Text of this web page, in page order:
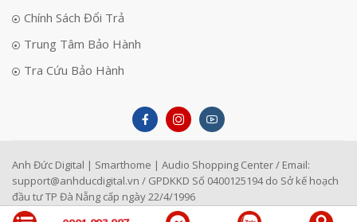
Chính Sách Đổi Trả
Trung Tâm Bảo Hành
Tra Cứu Bảo Hành
Anh Đức Digital | Smarthome | Audio Shopping Center / Email:
support@anhducdigital.vn / GPDKKD Số 0400125194 do Sở kế hoạch
đầu tư TP Đà Nẵng cấp ngày 22/4/1996